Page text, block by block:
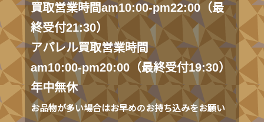
買取営業時間am10:00-pm22:00（最
終受付21:30）
アパレル買取営業時間
am10:00-pm20:00（最終受付19:30）
年中無休
お品物が多い場合はお早めのお持ち込みをお願い